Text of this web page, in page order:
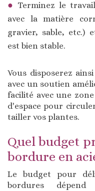
Terminez le
avec la matière
gravier, sable, etc.)
est bien stable.
Vous disposerez
avec un soutien
facilité avec une
d'espace pour
tailler vos plantes.
Quel budget
bordure en
Le budget pour
bordures